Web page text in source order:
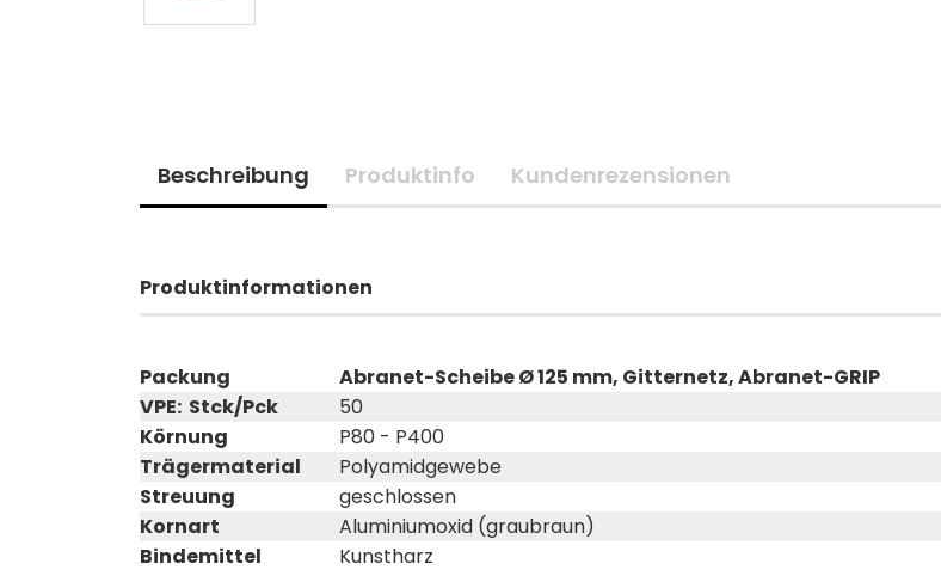
Beschreibung Produktinfo Kundenrezensionen
Produktinformationen
Packung
Abranet-Scheibe Ø 125 mm, Gitternetz, Abranet-GRIP
VPE: Stck/Pck
50
Körnung
P80 - P400
Trägermaterial
Polyamidgewebe
Streuung
geschlossen
Kornart
Aluminiumoxid (graubraun)
Bindemittel
Kunstharz